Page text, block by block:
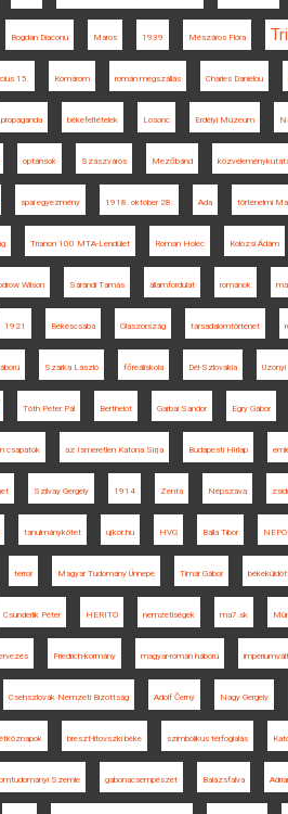
Bogdan Diaconu Maros 1939 Mészáros Flóra
15. Komárom román megszállás Charles Daniélou
propaganda békefeltételek Losonc Erdélyi Múzeum
optánsok Szászváros Mezőbánd
spai egyezmény 1918. október 28. Ada történelmi
Trianon 100 MTA-Lendület Roman Holec Kolozsi Ádám
Wilson Sárándi Tamás államfordulat románok
1921 Békéscsaba Olaszország társadalomtörténet
Szarka László főreáliskola Dél-Szlovákia Uzonyi
Tóth Péter Pál Berthelot Garbai Sándor Egry Gábor
csapatok az Ismeretlen Katona Sírja Budapesti Hírlap
Szilvay Gergely 1914 Zenta Népszava
tanulmánykötet ujkor.hu HVG Balla Tibor
terror Magyar Tudomány Ünnepe Timár Gábor
Csunderlik Péter HERITO nemzetiségek ma7.sk
Friedrich-kormány magyar-román háború
Csehszlovák Nemzeti Bizottság Adolf Černý Nagy Gergely
breszt-litovszki béke szimbolikus térfoglalás
Szemle gabonacsempészet Balázsfalva